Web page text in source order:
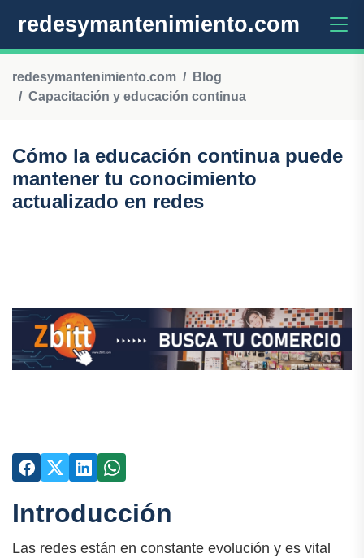
redesymantenimiento.com
redesymantenimiento.com
Blog
Capacitación y educación continua
Cómo la educación continua puede
mantener tu conocimiento
actualizado en redes
Introducción
Las redes están en constante evolución y es vital